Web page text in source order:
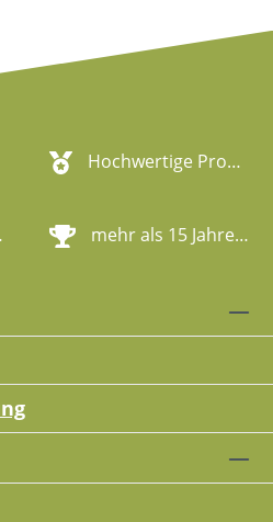
Hochwertige Produktqualität
mehr als 15 Jahre Erfahrung